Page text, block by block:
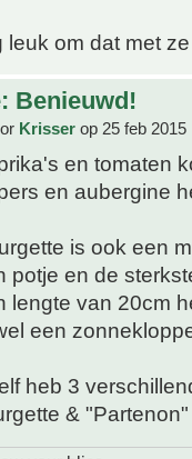
leuk om dat met
Benieuwd!
Krisser op 25 feb 2015
en tomaten
en aubergine
is ook een
potje en de
lengte van 20cm
een
heb 3
&